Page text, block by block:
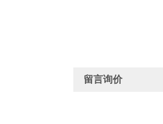
留言询价